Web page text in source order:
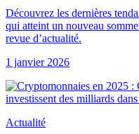
Découvrez les dernières
qui atteint un nouveau
revue d’actualité.
1 janvier 2026
Actualité